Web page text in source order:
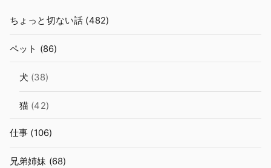
ちょっと切ない話 (482)
ペット (86)
犬 (38)
猫 (42)
仕事 (106)
兄弟姉妹 (68)